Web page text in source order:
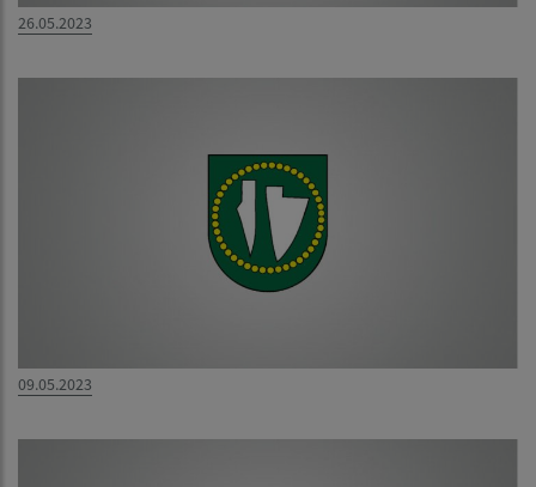
26.05.2023
09.05.2023